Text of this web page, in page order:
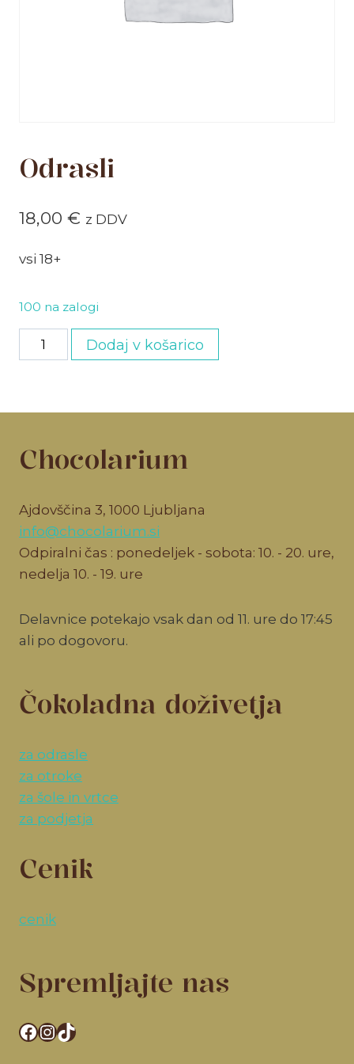
Odrasli
18,00 € z DDV
vsi 18+
100 na zalogi
Odrasli
količina
Dodaj v košarico
Chocolarium
Ajdovščina 3, 1000 Ljubljana
info@chocolarium.si
Odpiralni čas : ponedeljek - sobota: 10. - 20. ure,
nedelja 10. - 19. ure
Delavnice potekajo vsak dan od 11. ure do 17:45
ali po dogovoru.
Čokoladna doživetja
za odrasle
za otroke
za šole in vrtce
za podjetja
Cenik
cenik
Spremljajte nas
Facebook
Instagram
TikTok